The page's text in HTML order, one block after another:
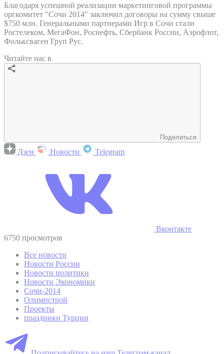
Благодаря успешной реализации маркетинговой программы
оргкомитет "Сочи 2014" заключил договоры на сумму свыше
$750 млн. Генеральными партнерами Игр в Сочи стали
Ростелеком, МегаФон, Роснефть, Сбербанк России, Аэрофлот,
Фольксваген Груп Рус.
Читайте нас в
Поделиться
Дзен Новости Telegram
Вконтакте
6750 просмотров
Все новости
Новости России
Новости политики
Новости Экономики
Сочи-2014
Олимпстрой
Проекты
праздники Турции